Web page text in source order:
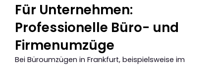
Für Unternehmen:
Professionelle Büro- und
Firmenumzüge
Bei Büroumzügen in Frankfurt, beispielsweise im